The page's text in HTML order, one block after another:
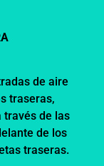
de aire
traseras,
través de las
de los
traseras.